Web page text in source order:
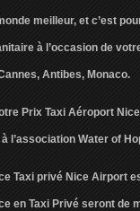
meilleur, et c’est
à l’occasion de
Antibes, Monaco.
Prix Taxi Aéroport
l’association Water of
Taxi privé Nice Airport
en Taxi Privé seront de